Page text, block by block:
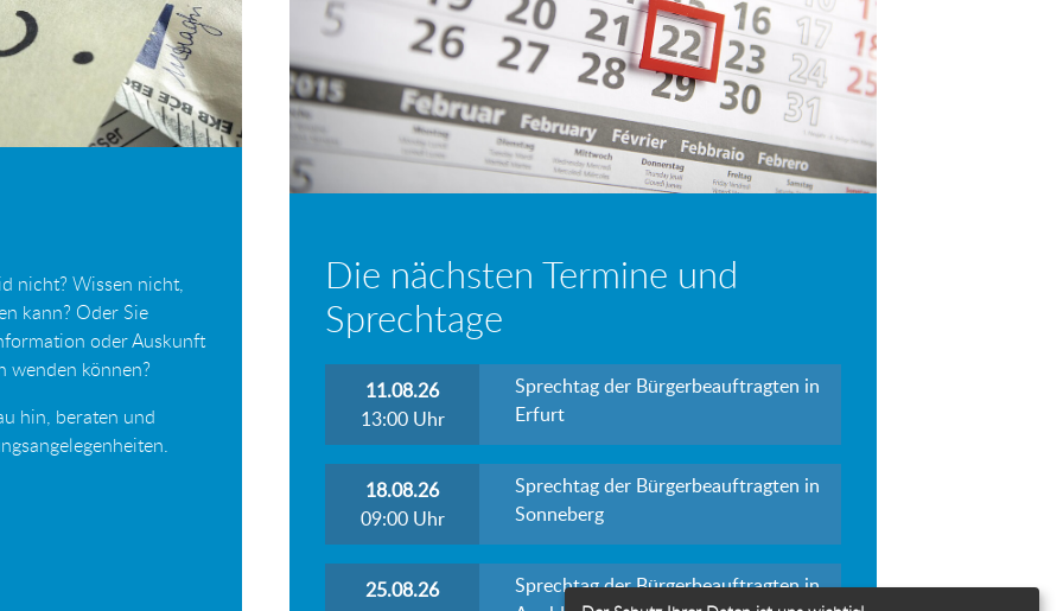
nicht? Wissen nicht,
kann? Oder Sie
oder Auskunft
wenden können?
hin, beraten und
Die nächsten Termine und
Sprechtage
11.08.26
13:00 Uhr
Sprechtag der Bürgerbeauftragten in
Erfurt
18.08.26
09:00 Uhr
Sprechtag der Bürgerbeauftragten in
Sonneberg
25.08.26
Sprechtag der Bürgerbeauftragten in